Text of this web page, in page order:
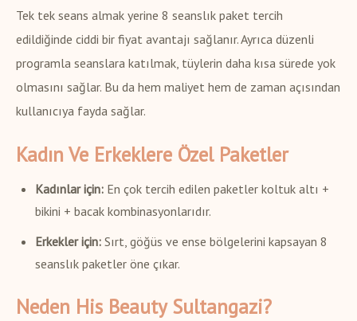
Tek tek seans almak yerine 8 seanslık paket tercih
edildiğinde ciddi bir fiyat avantajı sağlanır. Ayrıca düzenli
programla seanslara katılmak, tüylerin daha kısa sürede yok
olmasını sağlar. Bu da hem maliyet hem de zaman açısından
kullanıcıya fayda sağlar.
Kadın Ve Erkeklere Özel Paketler
Kadınlar için: En çok tercih edilen paketler koltuk altı +
bikini + bacak kombinasyonlarıdır.
Erkekler için: Sırt, göğüs ve ense bölgelerini kapsayan 8
seanslık paketler öne çıkar.
Neden His Beauty Sultangazi?